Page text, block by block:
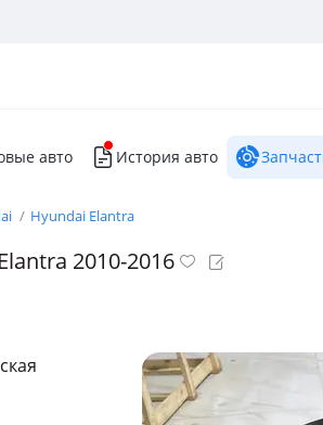
авто История авто
Hyundai Elantra
2010-2016